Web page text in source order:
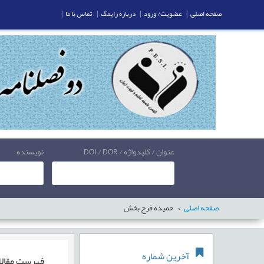
عنوان / کلیدواژه / DOI / DOR نویسنده
صفحه اصلی حمیده فرح بخش
آخرین شماره
صفحه اصلی | عضویت/ ورود | درباره رایمگ | تماس با ما |